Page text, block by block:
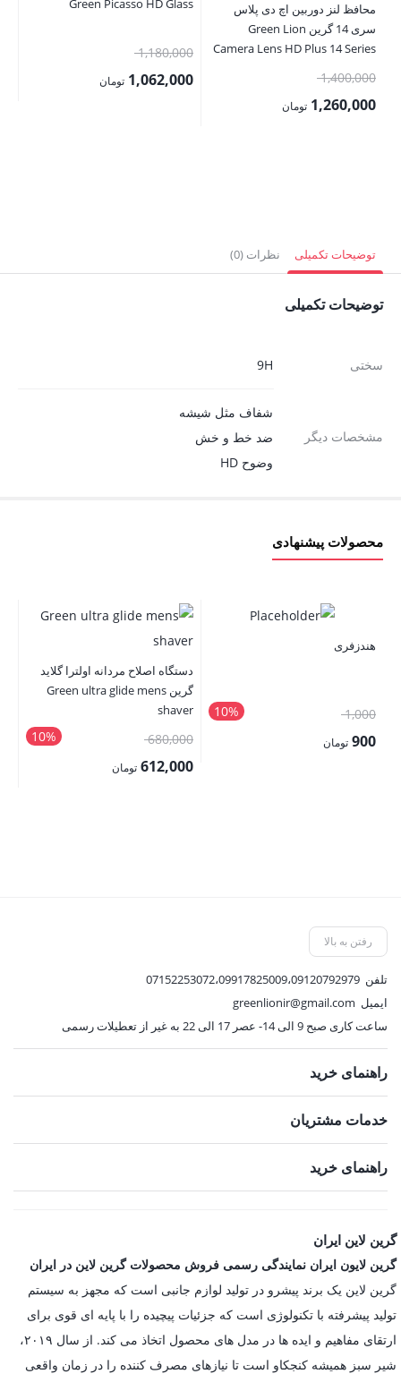
محافظ لنز دوربین اچ دی پلاس
سری 14 گرین Green Lion
Camera Lens HD Plus 14 Series
1,400,000قیمت
اصلی:1,260,000 تومان
Green Picasso HD Glass
1,180,000قیمت
اصلی:1,062,000 تومان
توضیحات تکمیلی نظرات (0)
توضیحات تکمیلی
سختی 9H
مشخصات دیگر
شفاف مثل شیشه
ضد خط و خش
وضوح HD
محصولات پیشنهادی
هندزفری
10% 1,000قیمت
اصلی:
900 تومان
دستگاه اصلاح مردانه اولترا گلاید
گرین Green ultra glide mens
shaver
10% 680,000قیمت
اصلی:612,000 تومان
رفتن به بالا
تلفن 07152253072،09917825009،09120792979
ایمیل greenlionir@gmail.com
ساعت کاری صبح 9 الی 14- عصر 17 الی 22 به غیر از تعطیلات رسمی
راهنمای خرید
خدمات مشتریان
راهنمای خرید
گرین لاین ایران
گرین لایون ایران نمایندگی رسمی فروش محصولات گرین لاین در ایران
گرین لاین یک برند پیشرو در تولید لوازم جانبی است که مجهز به سیستم
تولید پیشرفته با تکنولوژی است که جزئیات پیچیده را با پایه ای قوی برای
ارتقای مفاهیم و ایده ها در مدل های محصول اتخاذ می کند. از سال ۲۰۱۹،
شیر سبز همیشه کنجکاو است تا نیازهای مصرف کننده را در زمان واقعی